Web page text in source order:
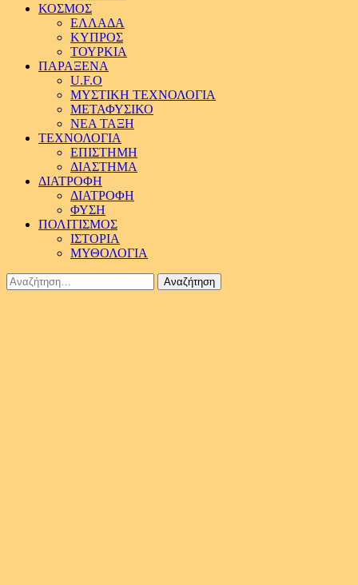
ΚΟΣΜΟΣ
ΕΛΛΑΔΑ
ΚΥΠΡΟΣ
ΤΟΥΡΚΙΑ
ΠΑΡΑΞΕΝΑ
U.F.O
ΜΥΣΤΙΚΗ ΤΕΧΝΟΛΟΓΙΑ
ΜΕΤΑΦΥΣΙΚΟ
ΝΕΑ ΤΑΞΗ
ΤΕΧΝΟΛΟΓΙΑ
ΕΠΙΣΤΗΜΗ
ΔΙΑΣΤΗΜΑ
ΔΙΑΤΡΟΦΗ
ΔΙΑΤΡΟΦΗ
ΦΥΣΗ
ΠΟΛΙΤΙΣΜΟΣ
ΙΣΤΟΡΙΑ
ΜΥΘΟΛΟΓΙΑ
Αναζήτηση
για: